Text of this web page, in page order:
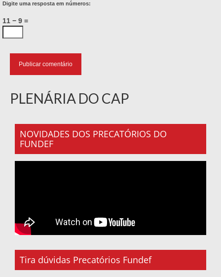
Digite uma resposta em números:
11 − 9 =
PLENÁRIA DO CAP
NOVIDADES DOS PRECATÓRIOS DO
FUNDEF
Tira dúvidas Precatórios Fundef